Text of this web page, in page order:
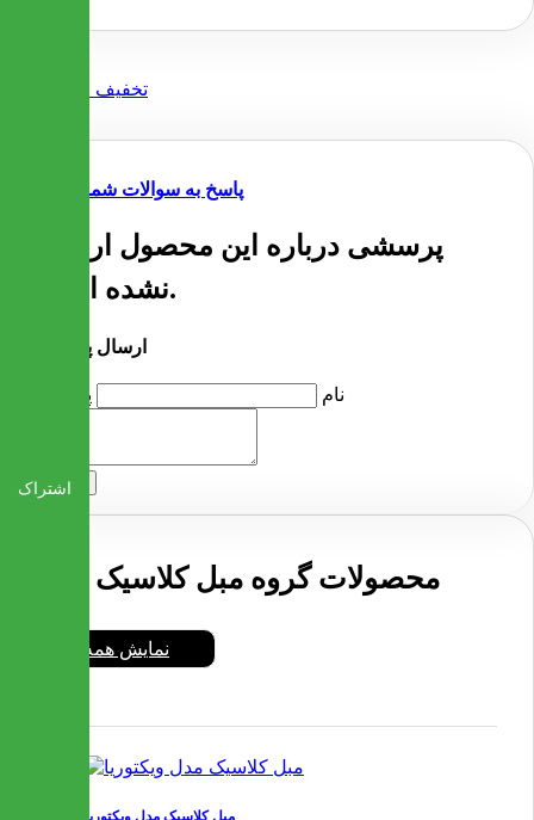
پاسخ به سوالات شما
پرسشی درباره این محصول ارسال
نشده است.
ارسال پرسش
نام پرسش
ارسال
محصولات گروه مبل کلاسیک
نمایش همه
مبل کلاسیک مدل ویکتوریا
اشتراک